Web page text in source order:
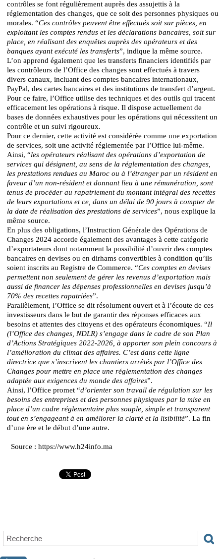
contrôles se font régulièrement auprès des assujettis à la
réglementation des changes, que ce soit des personnes physiques ou
morales. “Ces contrôles peuvent être effectués soit sur pièces, en
exploitant les comptes rendus et les déclarations bancaires, soit sur
place, en réalisant des enquêtes auprès des opérateurs et des
banques ayant exécuté les transferts”, indique la même source.
L’on apprend également que les transferts financiers identifiés par
les contrôleurs de l’Office des changes sont effectués à travers
divers canaux, incluant des comptes bancaires internationaux,
PayPal, des cartes bancaires et des institutions de transfert d’argent.
Pour ce faire, l’Office utilise des techniques et des outils qui tracent
efficacement les opérations à risque. Il dispose actuellement de
bases de données exhaustives pour les opérations qui nécessitent un
contrôle et un suivi rigoureux.
Pour ce dernier, cette activité est considérée comme une exportation
de services, soit une activité réglementée par l’Office lui-même.
Ainsi, “les opérateurs réalisant des opérations d’exportation de
services qui désignent, au sens de la réglementation des changes,
les prestations rendues au Maroc ou à l’étranger par un résident en
faveur d’un non-résident et donnant lieu à une rémunération, sont
tenus de procéder au rapatriement du montant intégral des recettes
de leurs exportations et ce, dans un délai de 90 jours à compter de
la date de réalisation des prestations de services”, nous explique la
même source.
En plus des obligations, l’Instruction Générale des Opérations de
Changes 2024 accorde également des avantages à cette catégorie
d’exportateurs dont notamment la possibilité d’ouvrir des comptes
bancaires en devises ou en dirhams convertibles à condition qu’ils
soient inscrits au Registre de Commerce. “Ces comptes en devises
permettent non seulement de gérer les revenus d’exportation mais
aussi de financer les dépenses professionnelles en devises jusqu’à
70% des recettes rapatriées”.
Parallèlement, l’Office se dit résolument ouvert et à l’écoute de ces
investisseurs dans le but de garantir des réponses efficaces aux
besoins et attentes des citoyens et des opérateurs économiques. “Il
(l’Office des changes, NDLR) s’engage dans le cadre de son Plan
d’Actions Stratégiques 2022-2026, à apporter son plein concours à
l’amélioration du climat des affaires. C’est dans cette ligne
directrice que s’inscrivent les chantiers arrêtés par l’Office des
Changes pour mettre en place une réglementation des changes
adaptée aux exigences du monde des affaires”.
Ainsi, l’Office promet “d’orienter son travail de régulation sur les
besoins des entreprises et des personnes physiques par la mise en
place d’un cadre réglementaire plus souple, simple et transparent
tout en s’engageant à en améliorer la clarté et la lisibilité”. La fin
d’une ère et le début d’une autre.
Source : https://www.h24info.ma